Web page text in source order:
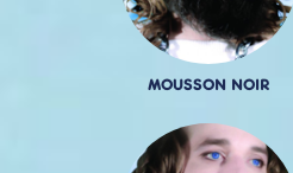
MOUSSON NOIR